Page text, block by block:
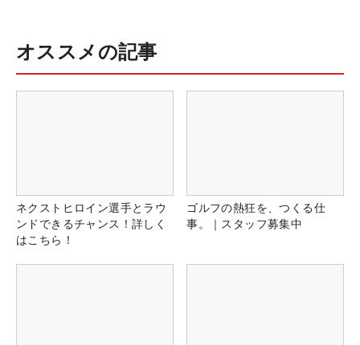
オススメの記事
ネクストヒロイン選手とラウ
ンドできるチャンス！詳しく
はこちら！
ゴルフの熱狂を、つくる仕
事。｜スタッフ募集中